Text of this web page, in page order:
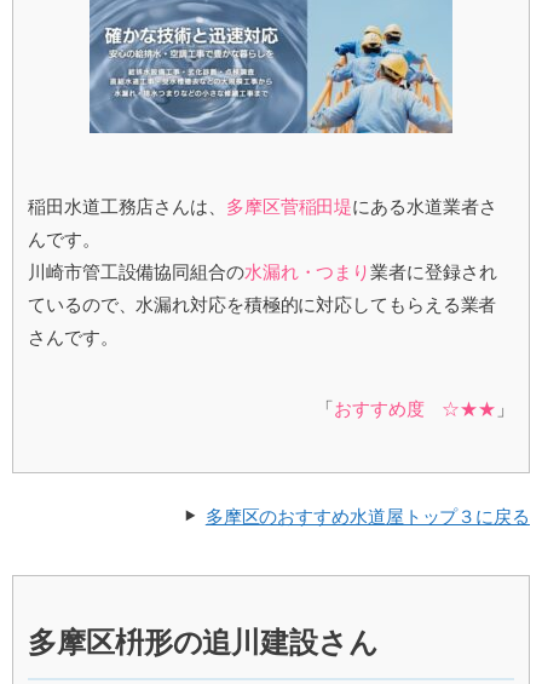
稲田水道工務店さんは、 多摩区菅稲田堤にある水道業者さ
んです。
川崎市管工設備協同組合の水漏れ・つまり業者に登録され
ているので、水漏れ対応を積極的に対応してもらえる業者
さんです。
「おすすめ度 ☆★★ 」
多摩区のおすすめ水道屋トップ３に戻る
多摩区枡形の追川建設さん